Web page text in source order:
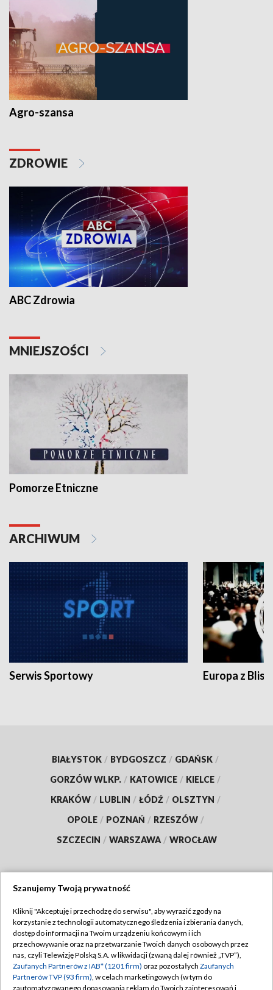
Agro-szansa
ZDROWIE
ABC Zdrowia
MNIEJSZOŚCI
Pomorze Etniczne
ARCHIWUM
Serwis Sportowy Europa z
BIAŁYSTOK / BYDGOSZCZ / GDAŃSK /
GORZÓW WLKP. / KATOWICE / KIELCE /
KRAKÓW / LUBLIN / ŁÓDŹ / OLSZTYN /
OPOLE / POZNAŃ / RZESZÓW /
SZCZECIN / WARSZAWA / WROCŁAW
TVP
Abonament TVP
Emisja w TVP
Centrum informacji TVP
Regulamin TVP
Polityka prywatności
Moje zgody
Szanujemy Twoją prywatność
Kliknij "Akceptuję i przechodzę do serwisu", aby wyrazić zgody na
korzystanie z technologii automatycznego śledzenia i zbierania danych,
dostęp do informacji na Twoim urządzeniu końcowym i ich
przechowywanie oraz na przetwarzanie Twoich danych osobowych przez
nas, czyli Telewizję Polską S.A. w likwidacji (zwaną dalej również „TVP”),
Zaufanych Partnerów z IAB* (1201 firm) oraz pozostałych Zaufanych
Partnerów TVP (93 firm), w celach marketingowych (w tym do
zautomatyzowanego dopasowania reklam do Twoich zainteresowań i